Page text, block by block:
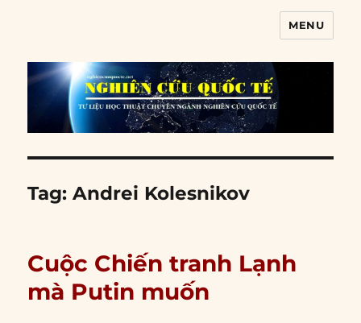
MENU
Tag:Andrei Kolesnikov
Cuộc Chiến tranh Lạnh
mà Putin muốn